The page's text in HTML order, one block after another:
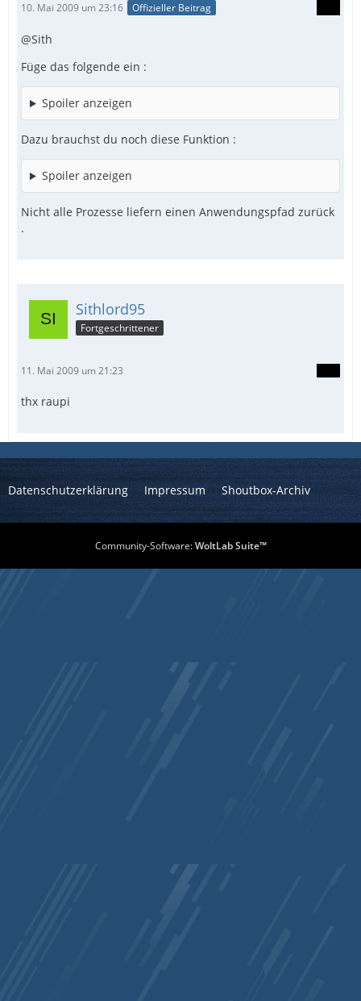
10. Mai 2009 um 23:16 Offizieller Beitrag
@Sith
Füge das folgende ein :
Spoiler anzeigen
Dazu brauchst du noch diese Funktion :
Spoiler anzeigen
Nicht alle Prozesse liefern einen Anwendungspfad zurück
.
Sithlord95
Fortgeschrittener
11. Mai 2009 um 21:23
thx raupi
Datenschutzerklärung Impressum Shoutbox-Archiv
Community-Software:WoltLab Suite™